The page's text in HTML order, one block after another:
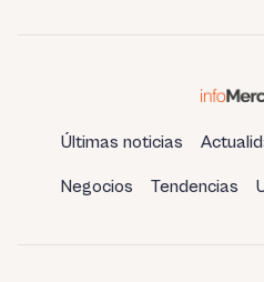
Últimas noticias
Negocios Tendencias